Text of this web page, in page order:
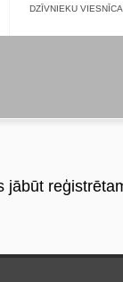
DZĪVNIEKU VIESNĪCA
jābūt